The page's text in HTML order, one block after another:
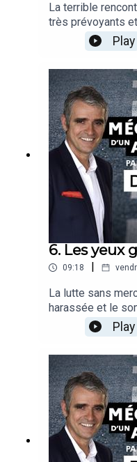
La terrible
très prévoyants
Fabrice Drouelle
valorisation de
hommes et
non à un
danger de
Julien Cestac,
(université
Play
6. Les yeux
09:18
La lutte sans
harassée et le
un adversaire
invité nous
somnolence au
sommeil est
société.Récit :
Léger, professeur
centre du
AP-HP)
Play